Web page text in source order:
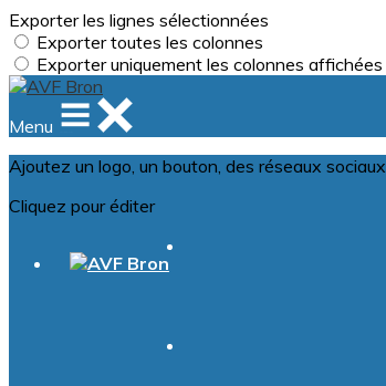
Exporter les lignes sélectionnées
Exporter toutes les colonnes
Exporter uniquement les colonnes affichées
Menu
Ajoutez un logo, un bouton, des réseaux sociaux
Cliquez pour éditer